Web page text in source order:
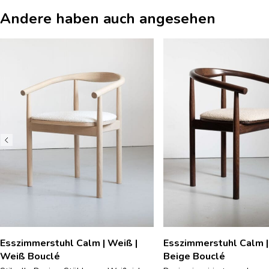
Andere haben auch angesehen
Esszimmerstuhl Calm | Weiß |
Weiß Bouclé
Esszimmerstuhl Calm
Beige Bouclé